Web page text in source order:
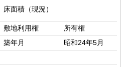
床面積（現況）
敷地利用権
所有権
築年月
昭和24年5月